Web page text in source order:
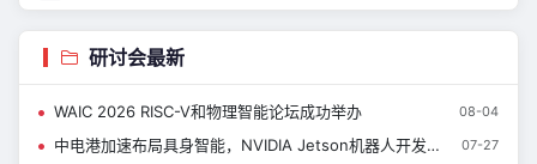
研讨会最新
WAIC 2026 RISC-V和物理智能论坛成功举办 08-04
中电港加速布局具身智能，NVIDIA Jetson机器人开发专场圆满落幕 07-27